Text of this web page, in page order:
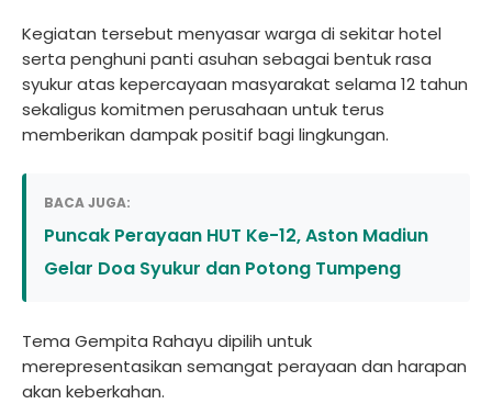
Kegiatan tersebut menyasar warga di sekitar hotel
serta penghuni panti asuhan sebagai bentuk rasa
syukur atas kepercayaan masyarakat selama 12 tahun
sekaligus komitmen perusahaan untuk terus
memberikan dampak positif bagi lingkungan.
BACA JUGA:
Puncak Perayaan HUT Ke-12, Aston Madiun
Gelar Doa Syukur dan Potong Tumpeng
Tema Gempita Rahayu dipilih untuk
merepresentasikan semangat perayaan dan harapan
akan keberkahan.